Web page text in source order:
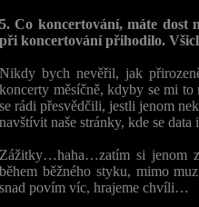
5. Co koncertování, máte dost
při koncertování přihodilo.
Nikdy bych nevěřil, jak
koncerty měsíčně, kdyby se mi to
se rádi přesvědčili, jestli jenom
navštívit naše stránky, kde se
Zážitky…haha…zatím si jenom
během běžného styku, mimo
snad povím víc, hrajeme chvíli…